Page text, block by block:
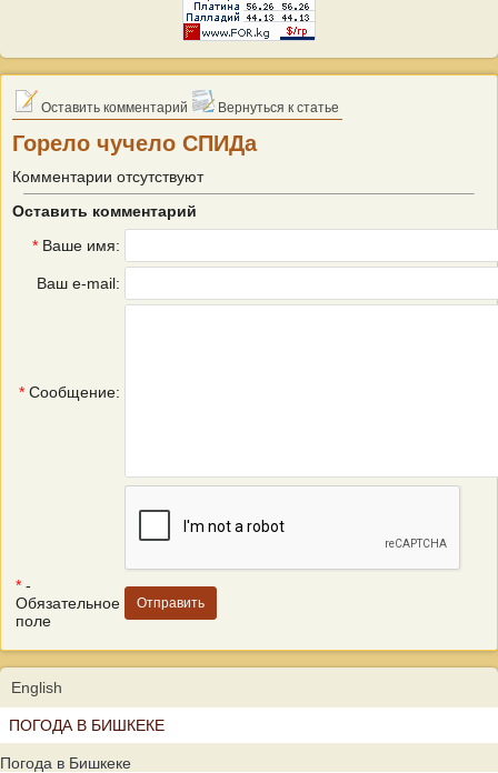
Оставить комментарий Вернуться к статье
Горело чучело СПИДа
Комментарии отсутствуют
Оставить комментарий
* Ваше имя:
Ваш e-mail:
* Сообщение:
* -
Обязательное
поле
English
ПОГОДА В БИШКЕКЕ
Погода в Бишкеке